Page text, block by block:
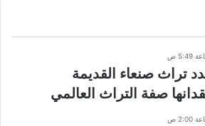
تراث صنعاء القديمة
صفة التراث العالمي